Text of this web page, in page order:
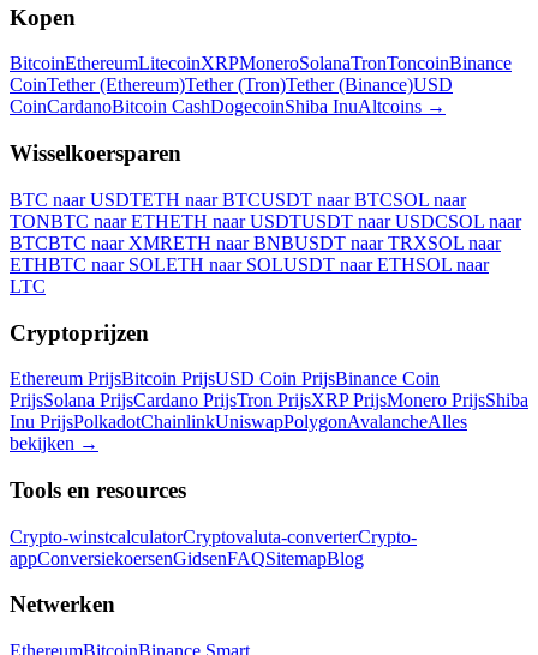
Kopen
BitcoinEthereumLitecoinXRPMoneroSolanaTronToncoinBinance
CoinTether (Ethereum)Tether (Tron)Tether (Binance)USD
CoinCardanoBitcoin CashDogecoinShiba InuAltcoins →
Wisselkoersparen
BTC naar USDTETH naar BTCUSDT naar BTCSOL naar
TONBTC naar ETHETH naar USDTUSDT naar USDCSOL naar
BTCBTC naar XMRETH naar BNBUSDT naar TRXSOL naar
ETHBTC naar SOLETH naar SOLUSDT naar ETHSOL naar
LTC
Cryptoprijzen
Ethereum PrijsBitcoin PrijsUSD Coin PrijsBinance Coin
PrijsSolana PrijsCardano PrijsTron PrijsXRP PrijsMonero PrijsShiba
Inu PrijsPolkadotChainlinkUniswapPolygonAvalancheAlles
bekijken →
Tools en resources
Crypto-winstcalculatorCryptovaluta-converterCrypto-
appConversiekoersenGidsenFAQSitemapBlog
Netwerken